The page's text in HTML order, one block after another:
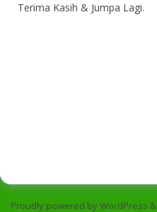
Terima Kasih & Jumpa Lagi.
Proudly powered by WordPress &